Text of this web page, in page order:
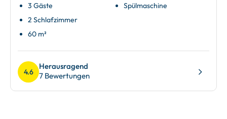
3 Gäste
2 Schlafzimmer
60 m²
Spülmaschine
4.6
Herausragend
7 Bewertungen